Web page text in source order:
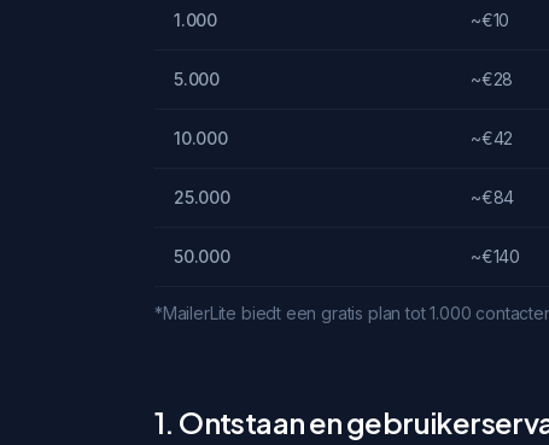
1.000 ~€10
5.000 ~€28
10.000 ~€42
25.000 ~€84
50.000 ~€140
*MailerLite biedt een gratis plan tot 1.000
1. Ontstaan en